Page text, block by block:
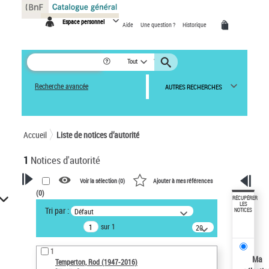
Espace personnel Aide Une question ? Historique
Tout
Recherche avancée AUTRES RECHERCHES
Accueil Liste de notices d’autorité
1 Notices d'autorité
VOTRE RECHERCHE
Recherche avancée dans les
notices d’autorité
Œuvres liées à l'auteur :
Temperton, Rod (1947-2016)
Voir la sélection (0) Ajouter à mes références
(0)
Tri par : Défaut
sur 1
20
résultats/page
1
Temperton, Rod (1947-2016)
RÉCUPÉRER
LES
NOTICES
Ma
Panneau de gestion des cookies